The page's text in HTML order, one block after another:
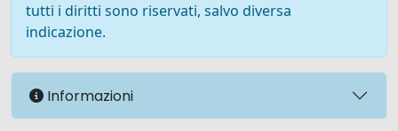
tutti i diritti sono riservati, salvo diversa
indicazione.
Informazioni